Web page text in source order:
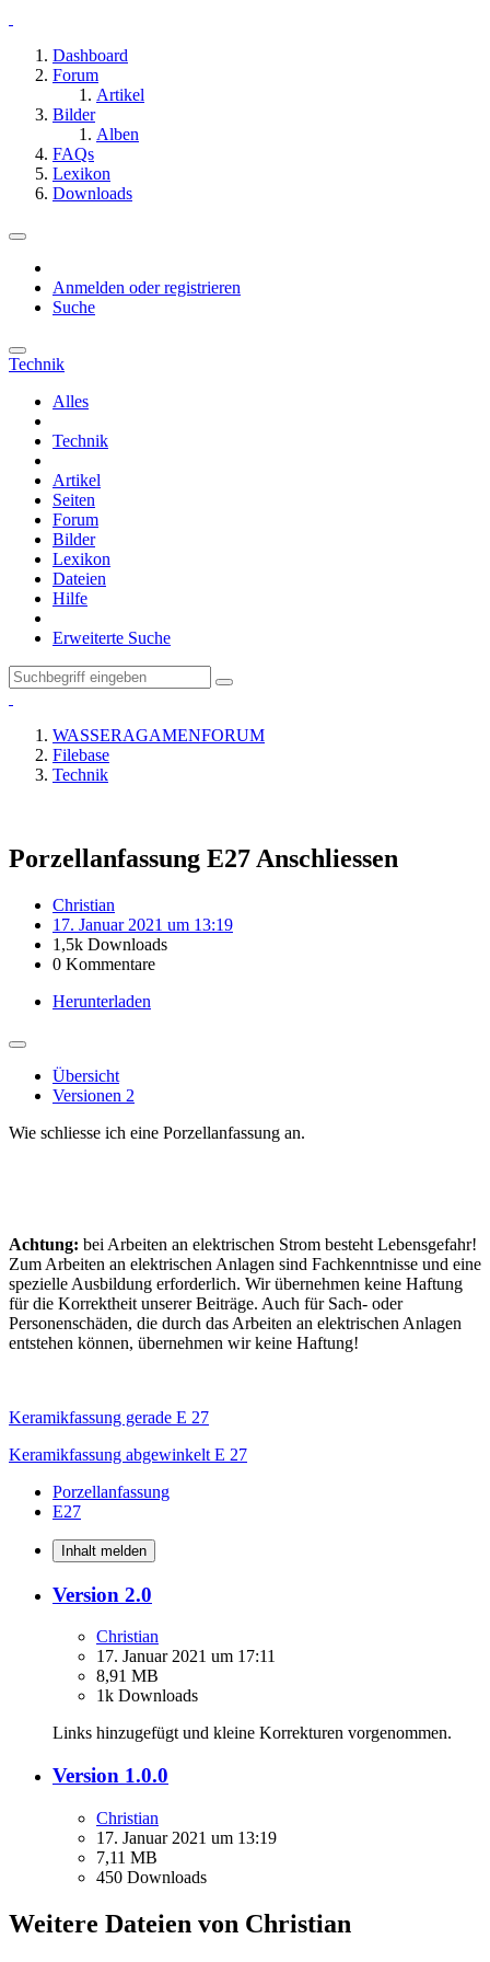
Dashboard
Forum
Artikel
Bilder
Alben
FAQs
Lexikon
Downloads
Anmelden oder registrieren
Suche
Technik
Alles
Technik
Artikel
Seiten
Forum
Bilder
Lexikon
Dateien
Hilfe
Erweiterte Suche
WASSERAGAMENFORUM
Filebase
Technik
Porzellanfassung E27 Anschliessen
Christian
17. Januar 2021 um 13:19
1,5k Downloads
0 Kommentare
Herunterladen
Übersicht
Versionen 2
Wie schliesse ich eine Porzellanfassung an.
Achtung: bei Arbeiten an elektrischen Strom besteht Lebensgefahr!
Zum Arbeiten an elektrischen Anlagen sind Fachkenntnisse und eine
spezielle Ausbildung erforderlich. Wir übernehmen keine Haftung
für die Korrektheit unserer Beiträge. Auch für Sach- oder
Personenschäden, die durch das Arbeiten an elektrischen Anlagen
entstehen können, übernehmen wir keine Haftung!
Keramikfassung gerade E 27
Keramikfassung abgewinkelt E 27
Porzellanfassung
E27
Inhalt melden
Version 2.0
Christian
17. Januar 2021 um 17:11
8,91 MB
1k Downloads
Links hinzugefügt und kleine Korrekturen vorgenommen.
Version 1.0.0
Christian
17. Januar 2021 um 13:19
7,11 MB
450 Downloads
Weitere Dateien von Christian